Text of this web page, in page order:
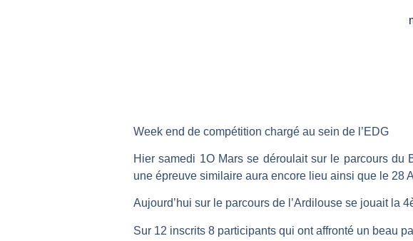
Week end de compétition chargé au sein de l’EDG
Hier samedi 1O Mars se déroulait sur le parcours
une épreuve similaire aura encore lieu ainsi que le 28
Aujourd’hui sur le parcours de l’Ardilouse se jouait la
Sur 12 inscrits 8 participants qui ont affronté un beau